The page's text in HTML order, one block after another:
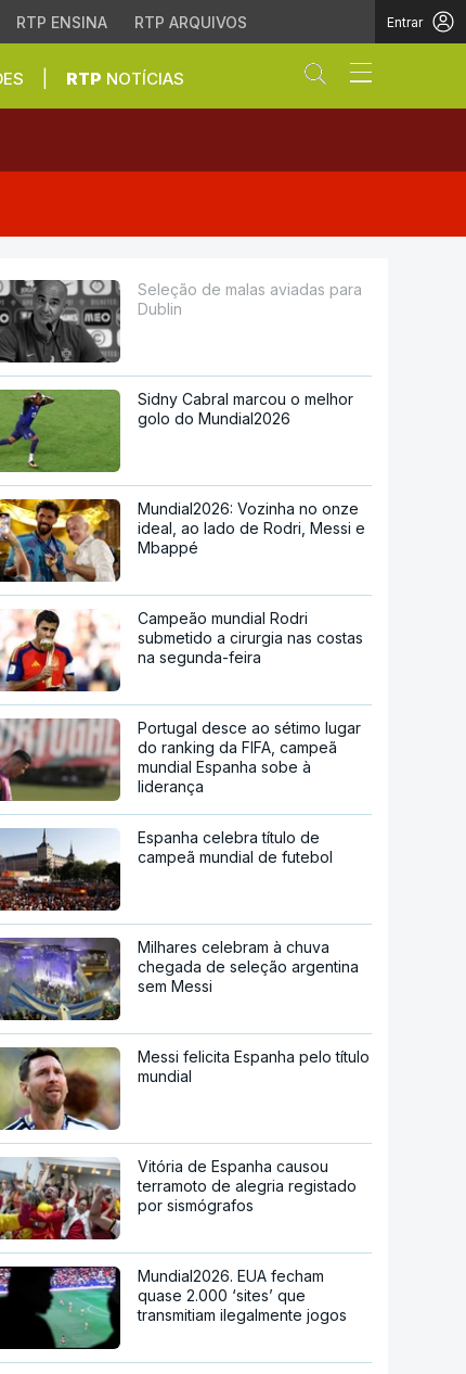
RTP ENSINA RTP ARQUIVOS Entrar
RTP NOTÍCIAS Abrir campo
Seleção de malas aviadas para
Dublin
Sidny Cabral marcou o melhor
golo do Mundial2026
Mundial2026: Vozinha no onze
ideal, ao lado de Rodri, Messi e
Mbappé
Campeão mundial Rodri
submetido a cirurgia nas costas
na segunda-feira
Portugal desce ao sétimo lugar
do ranking da FIFA, campeã
mundial Espanha sobe à
liderança
Espanha celebra título de
campeã mundial de futebol
Milhares celebram à chuva
chegada de seleção argentina
sem Messi
Messi felicita Espanha pelo título
mundial
Vitória de Espanha causou
terramoto de alegria registado
por sismógrafos
Mundial2026. EUA fecham
quase 2.000 ‘sites’ que
transmitiam ilegalmente jogos